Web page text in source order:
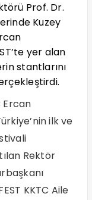
Prof. Dr.
Kuzey
yer alan
stantlarını
Ercan
ilk ve
Rektör
KKTC Aile